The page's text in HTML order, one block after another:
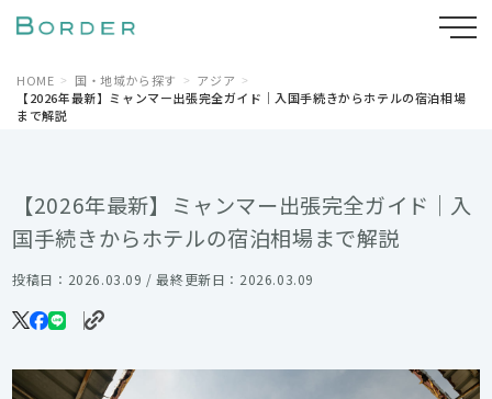
HOME 国・地域から探す
アジア
【2026年最新】ミャンマー出張完全ガイド｜入国手続きからホテルの宿泊相場
まで解説
【2026年最新】ミャンマー出張完全ガイド｜入
国手続きからホテルの宿泊相場まで解説
投稿日：2026.03.09 / 最終更新日：2026.03.09